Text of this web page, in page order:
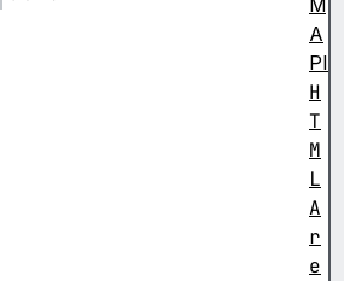
M
A
PI
H
T
M
L
A
r
e